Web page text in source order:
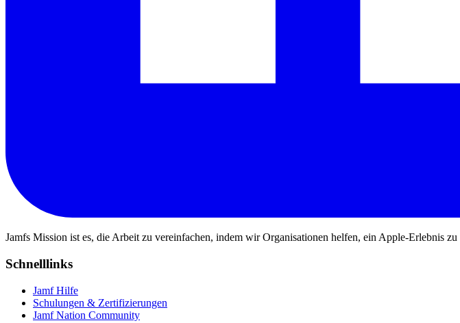
Jamfs Mission ist es, die Arbeit zu vereinfachen, indem wir Organisationen helfen, ein Apple-Erlebnis
Schnelllinks
Jamf Hilfe
Schulungen & Zertifizierungen
Jamf Nation Community